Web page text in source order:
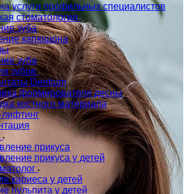
услуги профильных специалистов
стоматология
зуба
капюшона
зуба
зубов
Dentium
формирователя десны
костного материала
прикуса
прикуса у детей
кариеса у детей
пульпита у детей